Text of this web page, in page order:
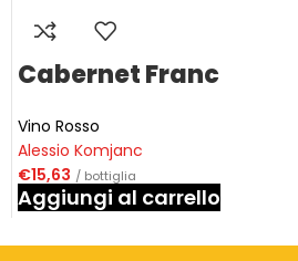
Cabernet Franc
Vino Rosso
Alessio Komjanc
€15,63 / bottiglia
Aggiungi al carrello